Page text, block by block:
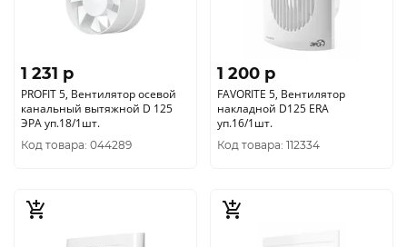
1 231 p
PROFIT 5, Вентилятор осевой
канальный вытяжной D 125
ЭРА уп.18/1шт.
Код товара: 044289
1 200 p
FAVORITE 5, Вентилятор
накладной D125 ERA
уп.16/1шт.
Код товара: 112334